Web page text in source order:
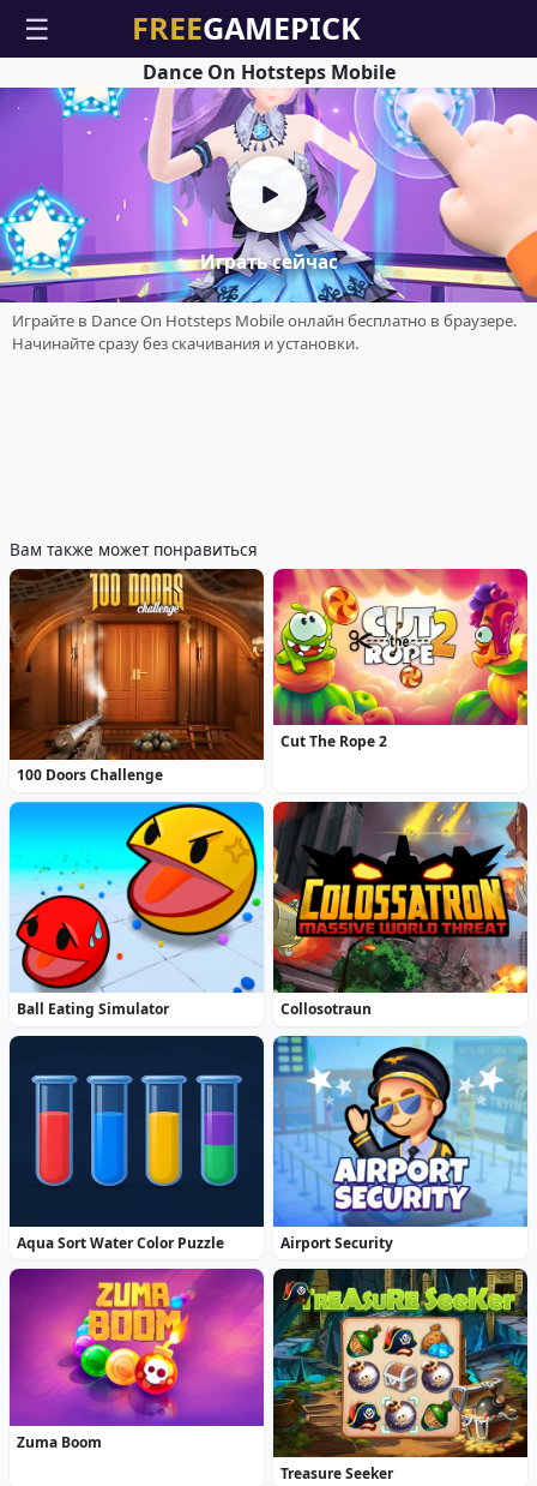
☰
Играть сейчас
Dance On Hotsteps Mobile
Играйте в Dance On Hotsteps Mobile онлайн бесплатно в браузере.
Начинайте сразу без скачивания и установки.
Вам также может понравиться
100 Doors Challenge
Cut The Rope 2
Ball Eating Simulator Collosotraun
Aqua Sort Water Color Puzzle Airport Security
Zuma Boom
Treasure Seeker